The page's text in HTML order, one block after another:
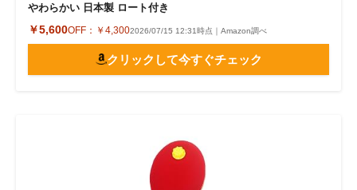
やわらかい 日本製 ロート付き
￥5,600OFF： ￥4,3002026/07/15 12:31時点｜Amazon調べ
クリックして今すぐチェック